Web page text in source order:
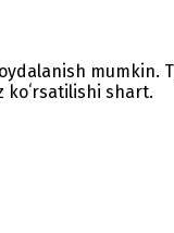
mumkin.
shart.